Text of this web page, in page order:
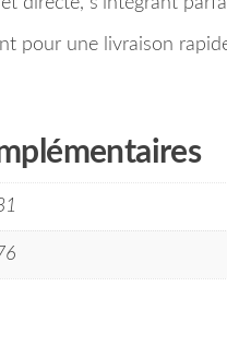
pour une livraison